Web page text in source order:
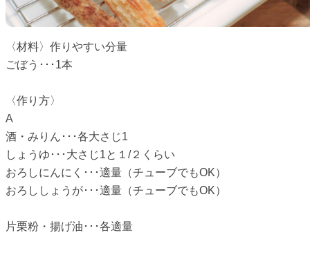
〈材料〉作りやすい分量
ごぼう･･･1本
〈作り方〉
A
酒・みりん･･･各大さじ1
しょうゆ･･･大さじ1と１/２くらい
おろしにんにく･･･適量（チューブでもOK）
おろししょうが･･･適量（チューブでもOK）
片栗粉・揚げ油･･･各適量